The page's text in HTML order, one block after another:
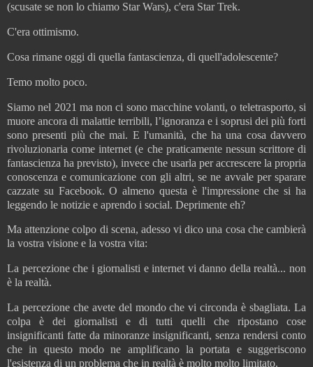
(scusate se non lo chiamo Star Wars), c'era Star Trek.
C'era ottimismo.
Cosa rimane oggi di quella fantascienza, di quell'adolescente?
Temo molto poco.
Siamo nel 2021 ma non ci sono macchine volanti, o teletrasporto, si
muore ancora di malattie terribili, l’ignoranza e i soprusi dei più forti
sono presenti più che mai. E l'umanità, che ha una cosa davvero
rivoluzionaria come internet (e che praticamente nessun scrittore di
fantascienza ha previsto), invece che usarla per accrescere la propria
conoscenza e comunicazione con gli altri, se ne avvale per sparare
cazzate su Facebook. O almeno questa è l'impressione che si ha
leggendo le notizie e aprendo i social. Deprimente eh?
Ma attenzione colpo di scena, adesso vi dico una cosa che cambierà
la vostra visione e la vostra vita:
La percezione che i giornalisti e internet vi danno della realtà... non
è la realtà.
La percezione che avete del mondo che vi circonda è sbagliata. La
colpa è dei giornalisti e di tutti quelli che ripostano cose
insignificanti fatte da minoranze insignificanti, senza rendersi conto
che in questo modo ne amplificano la portata e suggeriscono
l'esistenza di un problema che in realtà è molto molto limitato.